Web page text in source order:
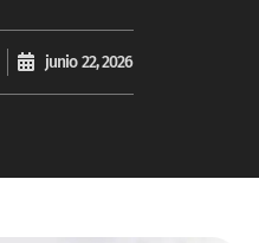
junio 22, 2026